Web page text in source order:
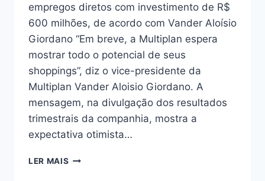
empregos diretos com investimento de R$
600 milhões, de acordo com Vander Aloísio
Giordano “Em breve, a Multiplan espera
mostrar todo o potencial de seus
shoppings”, diz o vice-presidente da
Multiplan Vander Aloisio Giordano. A
mensagem, na divulgação dos resultados
trimestrais da companhia, mostra a
expectativa otimista…
LER MAIS